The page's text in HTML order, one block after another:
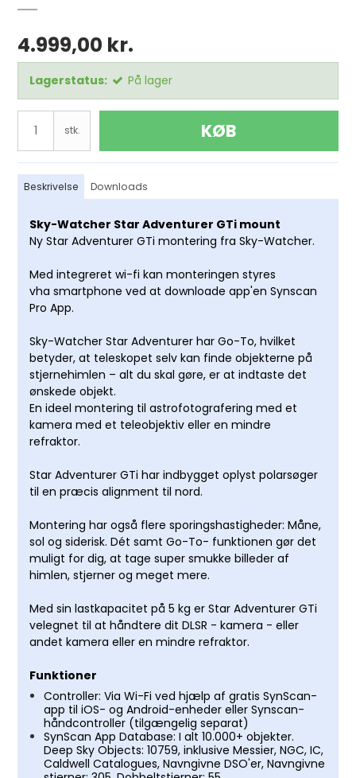
4.999,00 kr.
Lagerstatus: På lager
stk. KØB
Beskrivelse Downloads
Sky-Watcher Star Adventurer GTi mount
Ny Star Adventurer GTi montering fra Sky-Watcher.
Med integreret wi-fi kan monteringen styres
vha smartphone ved at downloade app'en Synscan
Pro App.
Sky-Watcher Star Adventurer har Go-To, hvilket
betyder, at teleskopet selv kan finde objekterne på
stjernehimlen – alt du skal gøre, er at indtaste det
ønskede objekt.
En ideel montering til astrofotografering med et
kamera med et teleobjektiv eller en mindre
refraktor.
Star Adventurer GTi har indbygget oplyst polarsøger
til en præcis alignment til nord.
Montering har også flere sporingshastigheder: Måne,
sol og siderisk. Dét samt Go-To- funktionen gør det
muligt for dig, at tage super smukke billeder af
himlen, stjerner og meget mere.
Med sin lastkapacitet på 5 kg er Star Adventurer GTi
velegnet til at håndtere dit DLSR - kamera - eller
andet kamera eller en mindre refraktor.
Funktioner
Controller: Via Wi-Fi ved hjælp af gratis SynScan-
app til iOS- og Android-enheder eller Synscan-
håndcontroller (tilgængelig separat)
SynScan App Database: I alt 10.000+ objekter.
Deep Sky Objects: 10759, inklusive Messier, NGC, IC,
Caldwell Catalogues, Navngivne DSO'er, Navngivne